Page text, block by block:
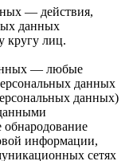
— действия,
данных
кругу лиц.
— любые
данных
данных)
обнародование
информации,
сетях